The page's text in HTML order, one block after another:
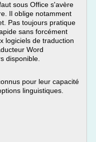
sous Office s'avère
Il oblige notamment
Pas toujours pratique
sans forcément
logiciels de traduction
Word
disponible.
pour leur capacité
linguistiques.